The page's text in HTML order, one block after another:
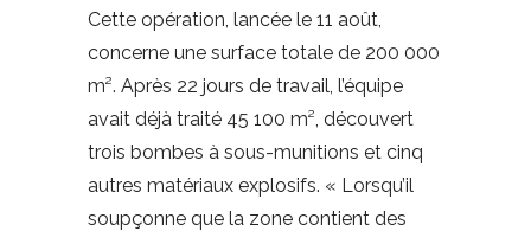
Cette opération, lancée le 11 août,
concerne une surface totale de 200 000
m². Après 22 jours de travail, l’équipe
avait déjà traité 45 100 m², découvert
trois bombes à sous-munitions et cinq
autres matériaux explosifs. « Lorsqu’il
soupçonne que la zone contient des